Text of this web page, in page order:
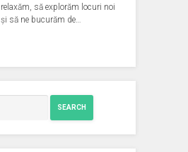
relaxăm, să explorăm locuri noi
și să ne bucurăm de…
SEARCH